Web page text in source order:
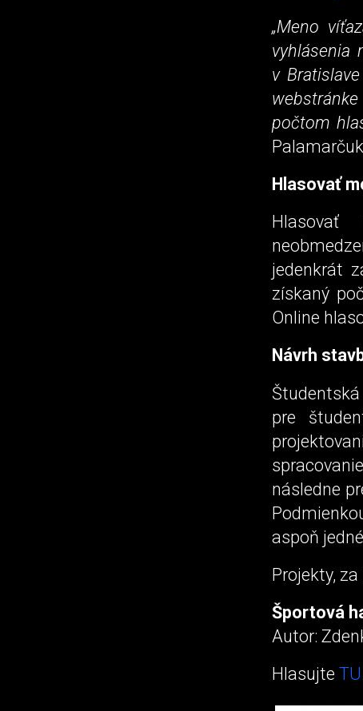
„Meno
vyhlásenia
v
počtom
Hlasovať
jedenkrát
získaný
Online
Návrh
pre
následne
aspoň
Projekty,
Športová
Autor:
Hlasujte TU.